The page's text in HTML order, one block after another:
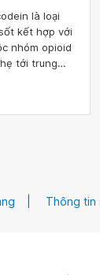
là loại
kết hợp với
nhóm opioid
tới trung
điều trị
Thông tin